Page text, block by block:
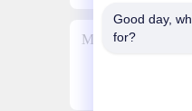
Good day,
for?